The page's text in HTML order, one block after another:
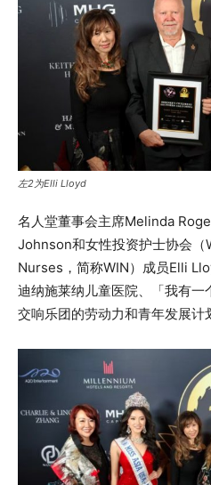
左2为Elli Lloyd
名人堂董事会主席Melinda
Johnson和女性投资护士协会
Nurses，简称WIN）成员Elli
迪纳施莱纳儿童医院、「我有
交响乐团的劳动力和青年发展计